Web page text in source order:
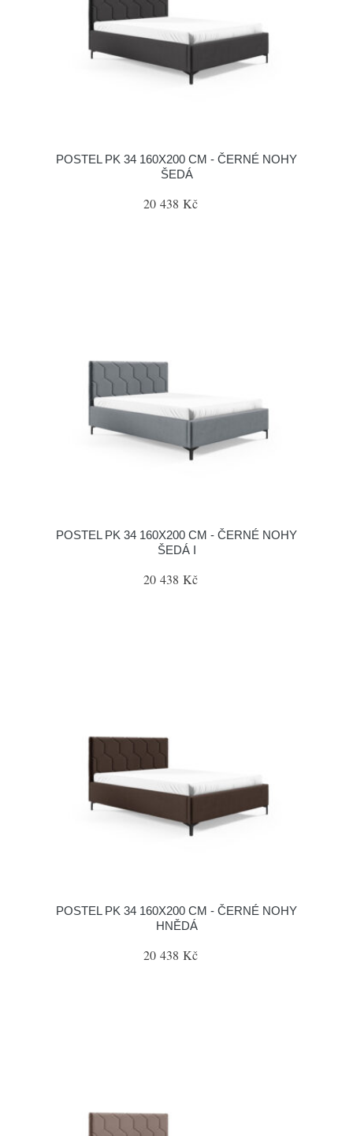
POSTEL PK 34 160X200 CM - ČERNÉ NOHY
ŠEDÁ
20 438 Kč
POSTEL PK 34 160X200 CM - ČERNÉ NOHY
ŠEDÁ I
20 438 Kč
POSTEL PK 34 160X200 CM - ČERNÉ NOHY
HNĚDÁ
20 438 Kč